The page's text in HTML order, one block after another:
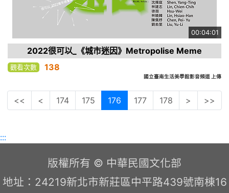
00:04:01
2022很可以_《城市迷因》Metropolise Meme
觀看次數 138
國立臺南生活美學館影音頻道 上傳
<< < 174 175 176 177 178 > >>
:::
版權所有 © 中華民國文化部
地址：24219新北市新莊區中平路439號南棟16